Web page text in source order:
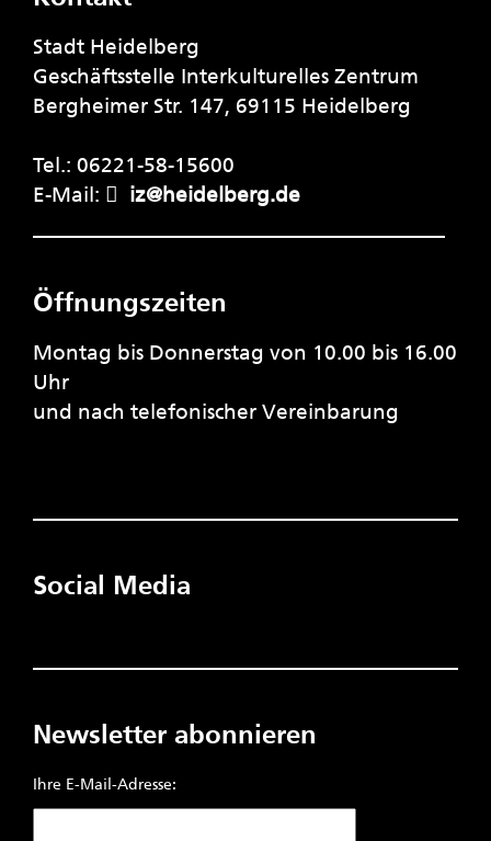
Stadt Heidelberg
Geschäftsstelle Interkulturelles Zentrum
Bergheimer Str. 147, 69115 Heidelberg
Tel.: 06221-58-15600
E-Mail:
iz@heidelberg.de
Öffnungszeiten
Montag bis Donnerstag von 10.00 bis 16.00
Uhr
und nach telefonischer Vereinbarung
Social Media
Newsletter abonnieren
Ihre E-Mail-Adresse: